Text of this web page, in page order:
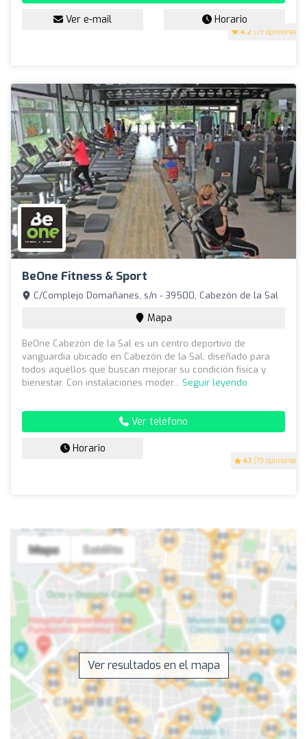
4.2 (73 opiniones)
Ver e-mail Horario
BeOne Fitness & Sport
4.1 (73 opiniones)
C/Complejo Domañanes, s/n - 39500, Cabezón de la Sal
Mapa
BeOne Cabezón de la Sal es un centro deportivo de
vanguardia ubicado en Cabezón de la Sal, diseñado para
todos aquellos que buscan mejorar su condición física y
bienestar. Con instalaciones moder... Seguir leyendo
Ver teléfono
Horario
Ver resultados en el mapa